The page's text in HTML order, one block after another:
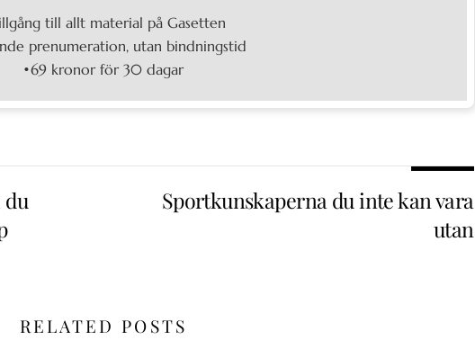
till allt material på Gasetten
prenumeration, utan bindningstid
•69 kronor för 30 dagar
du
Sportkunskaperna du inte kan vara
utan
RELATED POSTS